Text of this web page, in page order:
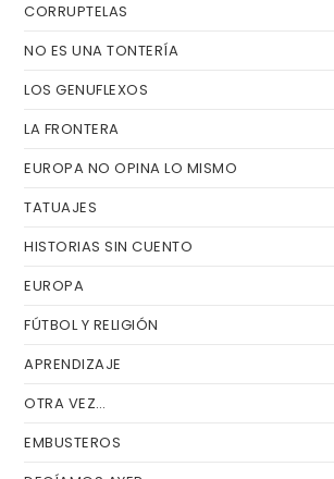
CORRUPTELAS
NO ES UNA TONTERÍA
LOS GENUFLEXOS
LA FRONTERA
EUROPA NO OPINA LO MISMO
TATUAJES
HISTORIAS SIN CUENTO
EUROPA
FÚTBOL Y RELIGIÓN
APRENDIZAJE
OTRA VEZ…
EMBUSTEROS